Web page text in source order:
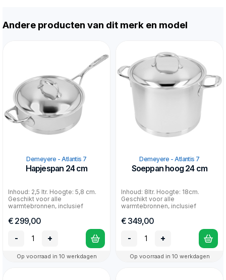
Andere producten van dit merk en model
Demeyere - Atlantis 7
Hapjespan 24 cm
Inhoud: 2,5 ltr. Hoogte: 5,8 cm.
Geschikt voor alle
warmtebronnen, inclusief
€ 299,00
-
+
Op voorraad in 10 werkdagen
Demeyere - Atlantis 7
Soeppan hoog 24 cm
Inhoud: 8ltr. Hoogte: 18cm.
Geschikt voor alle
warmtebronnen, inclusief
fabriek...
€ 349,00
-
+
Op voorraad in 10 werkdagen